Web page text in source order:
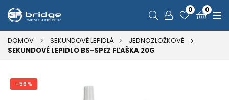
0 0
DOMOV SEKUNDOVÉ LEPIDLÁ
JEDNOZLOŽKOVÉ
SEKUNDOVÉ LEPIDLO BS-SPEZ FĽAŠKA 20G
- 59 %